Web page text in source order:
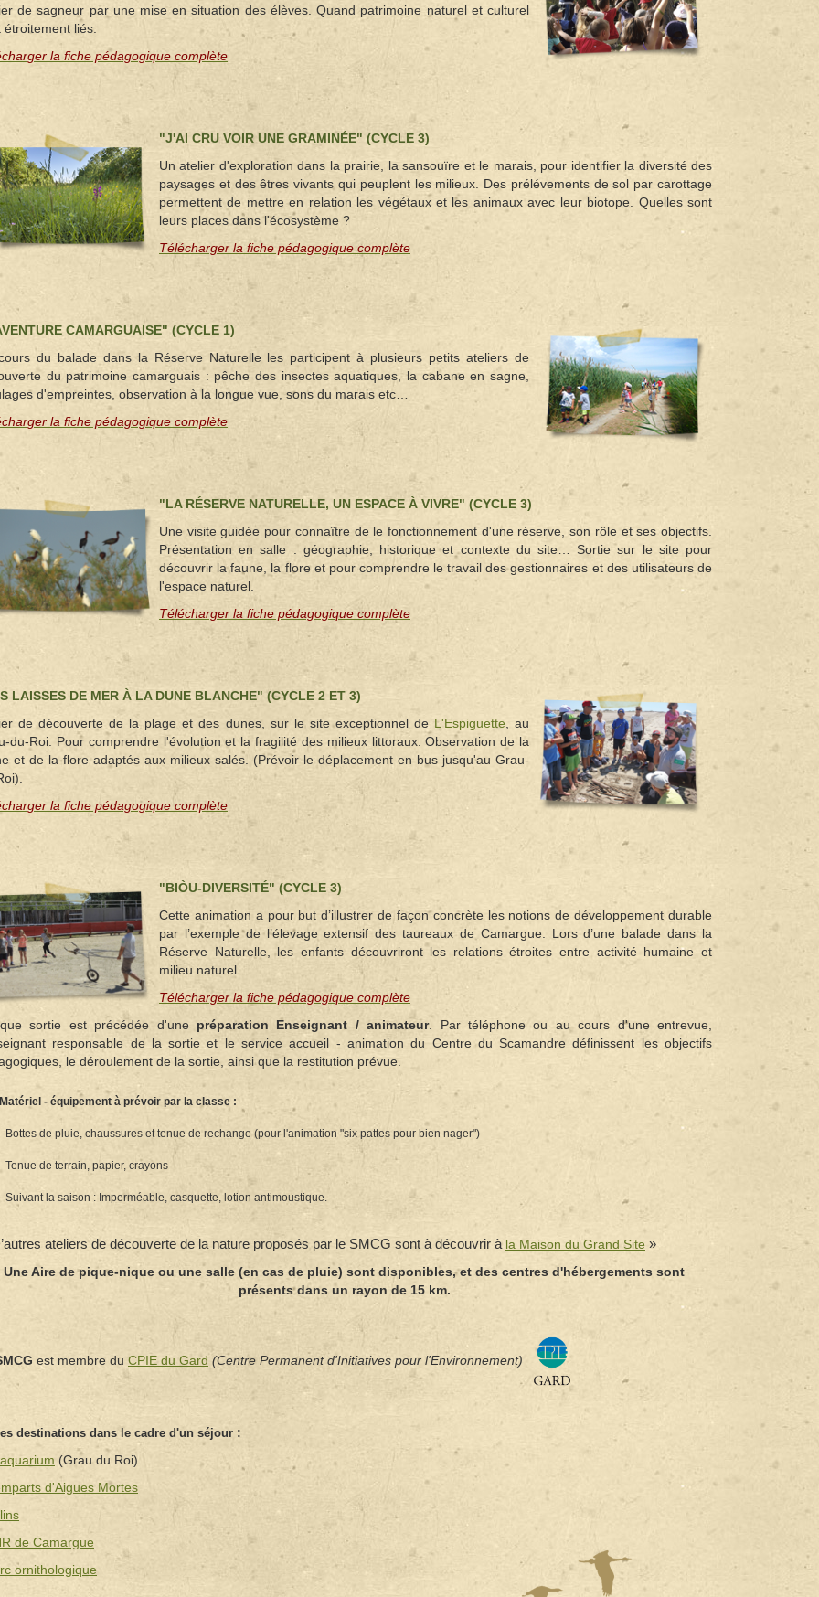
de sagneur par une mise en situation des élèves. Quand patrimoine naturel et culturel
étroitement liés.
la fiche pédagogique complète
"J'AI CRU VOIR UNE GRAMINÉE" (CYCLE 3)
Un atelier d'exploration dans la prairie, la sansouïre et le marais, pour identifier la diversité des
paysages et des êtres vivants qui peuplent les milieux. Des prélévements de sol par carottage
permettent de mettre en relation les végétaux et les animaux avec leur biotope. Quelles sont
leurs places dans l'écosystème ?
Télécharger la fiche pédagogique complète
CAMARGUAISE" (CYCLE 1)
du balade dans la Réserve Naturelle les participent à plusieurs petits ateliers de
du patrimoine camarguais : pêche des insectes aquatiques, la cabane en sagne,
d'empreintes, observation à la longue vue, sons du marais etc…
la fiche pédagogique complète
"LA RÉSERVE NATURELLE, UN ESPACE À VIVRE" (CYCLE 3)
Une visite guidée pour connaître de le fonctionnement d'une réserve, son rôle et ses objectifs.
Présentation en salle : géographie, historique et contexte du site… Sortie sur le site pour
découvrir la faune, la flore et pour comprendre le travail des gestionnaires et des utilisateurs de
l'espace naturel.
Télécharger la fiche pédagogique complète
LAISSES DE MER À LA DUNE BLANCHE" (CYCLE 2 ET 3)
de découverte de la plage et des dunes, sur le site exceptionnel de L'Espiguette, au
du-Roi. Pour comprendre l'évolution et la fragilité des milieux littoraux. Observation de la
et de la flore adaptés aux milieux salés. (Prévoir le déplacement en bus jusqu'au Grau-
la fiche pédagogique complète
"BIÒU-DIVERSITÉ" (CYCLE 3)
Cette animation a pour but d’illustrer de façon concrète les notions de développement durable
par l’exemple de l’élevage extensif des taureaux de Camargue. Lors d’une balade dans la
Réserve Naturelle, les enfants découvriront les relations étroites entre activité humaine et
milieu naturel.
Télécharger la fiche pédagogique complète
sortie est précédée d'une préparation Enseignant / animateur. Par téléphone ou au cours d'une entrevue,
responsable de la sortie et le service accueil - animation du Centre du Scamandre définissent les objectifs
le déroulement de la sortie, ainsi que la restitution prévue.
Matériel - équipement à prévoir par la classe :
- Bottes de pluie, chaussures et tenue de rechange (pour l'animation "six pattes pour bien nager")
- Tenue de terrain, papier, crayons
- Suivant la saison : Imperméable, casquette, lotion antimoustique.
ateliers de découverte de la nature proposés par le SMCG sont à découvrir à la Maison du Grand Site »
Une Aire de pique-nique ou une salle (en cas de pluie) sont disponibles, et des centres d'hébergements sont
présents dans un rayon de 15 km.
est membre du CPIE du Gard (Centre Permanent d'Initiatives pour l'Environnement)
destinations dans le cadre d'un séjour :
(Grau du Roi)
d'Aigues Mortes
de Camargue
ornithologique